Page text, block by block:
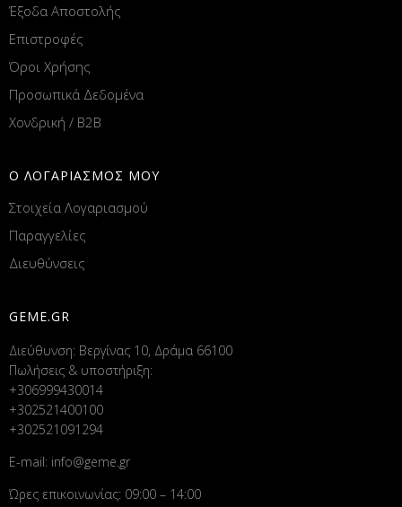
Έξοδα Αποστολής
Επιστροφές
Όροι Χρήσης
Προσωπικά Δεδομένα
Χονδρική / B2B
Ο ΛΟΓΑΡΙΑΣΜΟΣ ΜΟΥ
Στοιχεία Λογαριασμού
Παραγγελίες
Διευθύνσεις
GEME.GR
Διεύθυνση: Βεργίνας 10, Δράμα 66100
Πωλήσεις & υποστήριξη:
+306999430014
+302521400100
+302521091294
E-mail: info@geme.gr
Ώρες επικοινωνίας: 09:00 – 14:00